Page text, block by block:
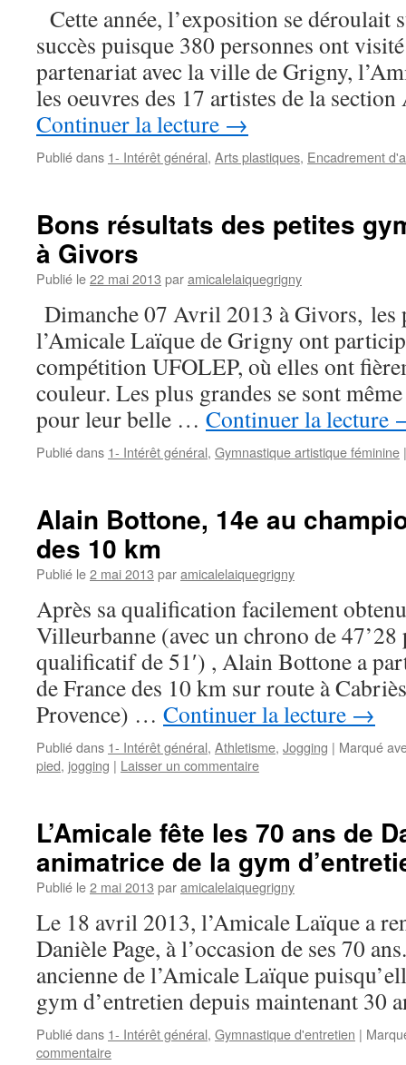
Cette année, l’exposition se déroulait
succès puisque 380 personnes ont
partenariat avec la ville de Grigny,
les oeuvres des 17 artistes de la
Continuer la lecture →
Publié dans 1- Intérêt général, Arts plastiques, Encadrement
Bons résultats des petites
à Givors
Publié le22 mai 2013 paramicalelaiquegrigny
Dimanche 07 Avril 2013 à Givors, les
l’Amicale Laïque de Grigny ont
compétition UFOLEP, où elles ont
couleur. Les plus grandes se sont
pour leur belle … Continuer la lecture
Publié dans 1- Intérêt général, Gymnastique artistique féminine |
Alain Bottone, 14e au
des 10 km
Publié le2 mai 2013 paramicalelaiquegrigny
Après sa qualification facilement
Villeurbanne (avec un chrono de
qualificatif de 51′) , Alain Bottone a
de France des 10 km sur route à
Provence) … Continuer la lecture →
Publié dans 1- Intérêt général, Athletisme, Jogging | Marqué
pied, jogging | Laisser un commentaire
L’Amicale fête les 70 ans de
animatrice de la gym
Publié le2 mai 2013 paramicalelaiquegrigny
Le 18 avril 2013, l’Amicale Laïque a
Danièle Page, à l’occasion de ses 70
ancienne de l’Amicale Laïque
gym d’entretien depuis maintenant 30
Publié dans 1- Intérêt général, Gymnastique d'entretien |
commentaire